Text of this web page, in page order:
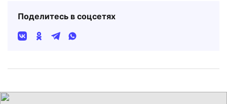
Поделитесь в соцсетях